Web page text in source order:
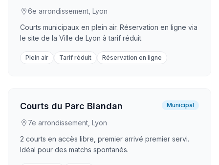
6e arrondissement, Lyon
Courts municipaux en plein air. Réservation en ligne via
le site de la Ville de Lyon à tarif réduit.
Plein air Tarif réduit Réservation en ligne
Courts du Parc Blandan Municipal
7e arrondissement, Lyon
2 courts en accès libre, premier arrivé premier servi.
Idéal pour des matchs spontanés.